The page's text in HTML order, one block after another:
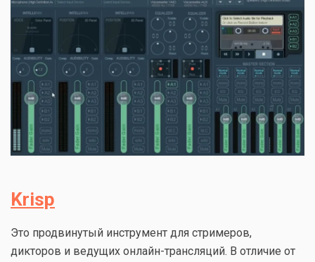
Krisp
Это продвинутый инструмент для стримеров,
дикторов и ведущих онлайн-трансляций. В отличие от